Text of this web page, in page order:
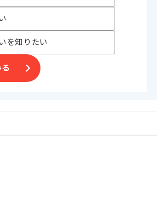
を知りたい